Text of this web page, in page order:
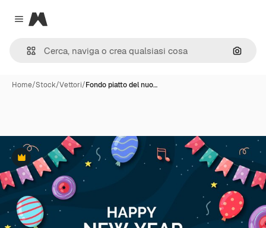
Close menu
Magnific
Cerca
Home/Stock/Vettori/Fondo piatto del nuo…
Premium